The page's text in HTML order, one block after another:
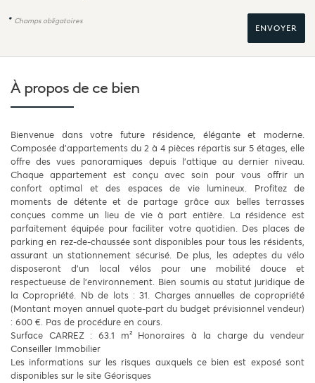
* Champs obligatoires
À propos de ce bien
Bienvenue dans votre future résidence, élégante et moderne.
Composée d'appartements du 2 à 4 pièces répartis sur 5 étages, elle
offre des vues panoramiques depuis l'attique au dernier niveau.
Chaque appartement est conçu avec soin pour vous offrir un
confort optimal et des espaces de vie lumineux. Profitez de
moments de détente et de partage grâce aux belles terrasses
conçues comme un lieu de vie à part entière. La résidence est
parfaitement équipée pour faciliter votre quotidien. Des places de
parking en rez-de-chaussée sont disponibles pour tous les résidents,
assurant un stationnement sécurisé. De plus, les adeptes du vélo
disposeront d'un local vélos pour une mobilité douce et
respectueuse de l'environnement. Bien soumis au statut juridique de
la Copropriété. Nb de lots : 31. Charges annuelles de copropriété
(Montant moyen annuel quote-part du budget prévisionnel vendeur)
: 600 €. Pas de procédure en cours.
Surface CARREZ : 63.1 m² Honoraires à la charge du vendeur
Conseiller Immobilier
Les informations sur les risques auxquels ce bien est exposé sont
disponibles sur le site Géorisques